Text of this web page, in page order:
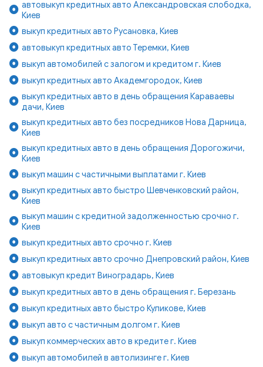
автовыкуп кредитных авто Александровская слободка,
Киев
выкуп кредитных авто Русановка, Киев
автовыкуп кредитных авто Теремки, Киев
выкуп автомобилей с залогом и кредитом г. Киев
выкуп кредитных авто Академгородок, Киев
выкуп кредитных авто в день обращения Караваевы
дачи, Киев
выкуп кредитных авто без посредников Нова Дарница,
Киев
выкуп кредитных авто в день обращения Дорогожичи,
Киев
выкуп машин с частичными выплатами г. Киев
выкуп кредитных авто быстро Шевченковский район,
Киев
выкуп машин с кредитной задолженностью срочно г.
Киев
выкуп кредитных авто срочно г. Киев
выкуп кредитных авто срочно Днепровский район, Киев
автовыкуп кредит Виноградарь, Киев
выкуп кредитных авто в день обращения г. Березань
выкуп кредитных авто быстро Куликове, Киев
выкуп авто с частичным долгом г. Киев
выкуп коммерческих авто в кредите г. Киев
выкуп автомобилей в автолизинге г. Киев